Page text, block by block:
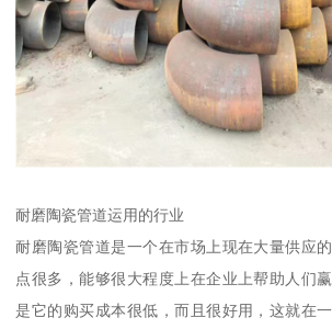
耐磨陶瓷管道运用的行业
耐磨陶瓷管道是一个在市场上现在大量供应
点很多，能够很大程度上在企业上帮助人们
是它的购买成本很低，而且很好用，这就在